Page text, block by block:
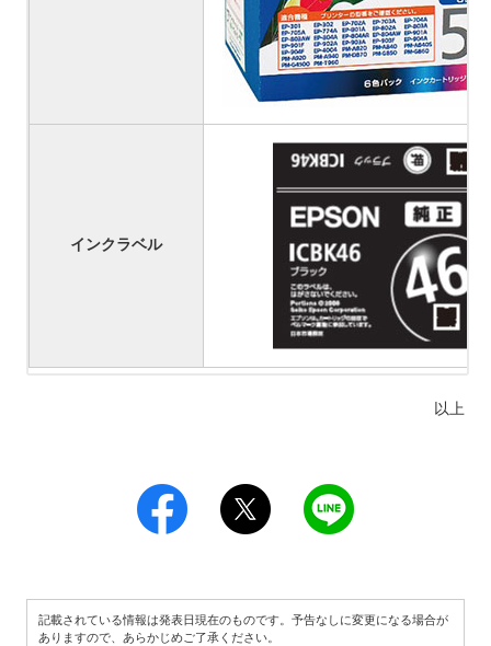
インクラベル
以上
記載されている情報は発表日現在のものです。予告なしに変更になる場合が
ありますので、あらかじめご了承ください。